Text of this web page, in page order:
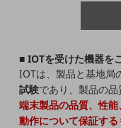
職場環境整備
地域共創・地方創生
セキュリティ対策
■ IOTを受けた機器を
IOTは、製品と基地局
試験であり、製品の品
端末製品の品質、性
動作について保証する